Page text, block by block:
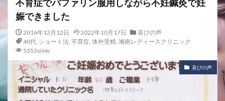
不育症でバファリン服用しながら不妊鍼灸で妊
娠できました
2016年12月12日 2022年10月17日
喜びの声
40代, ショート法, 不育症, 体外受精, 湘南レディースクリニック
5353view
喜びの声